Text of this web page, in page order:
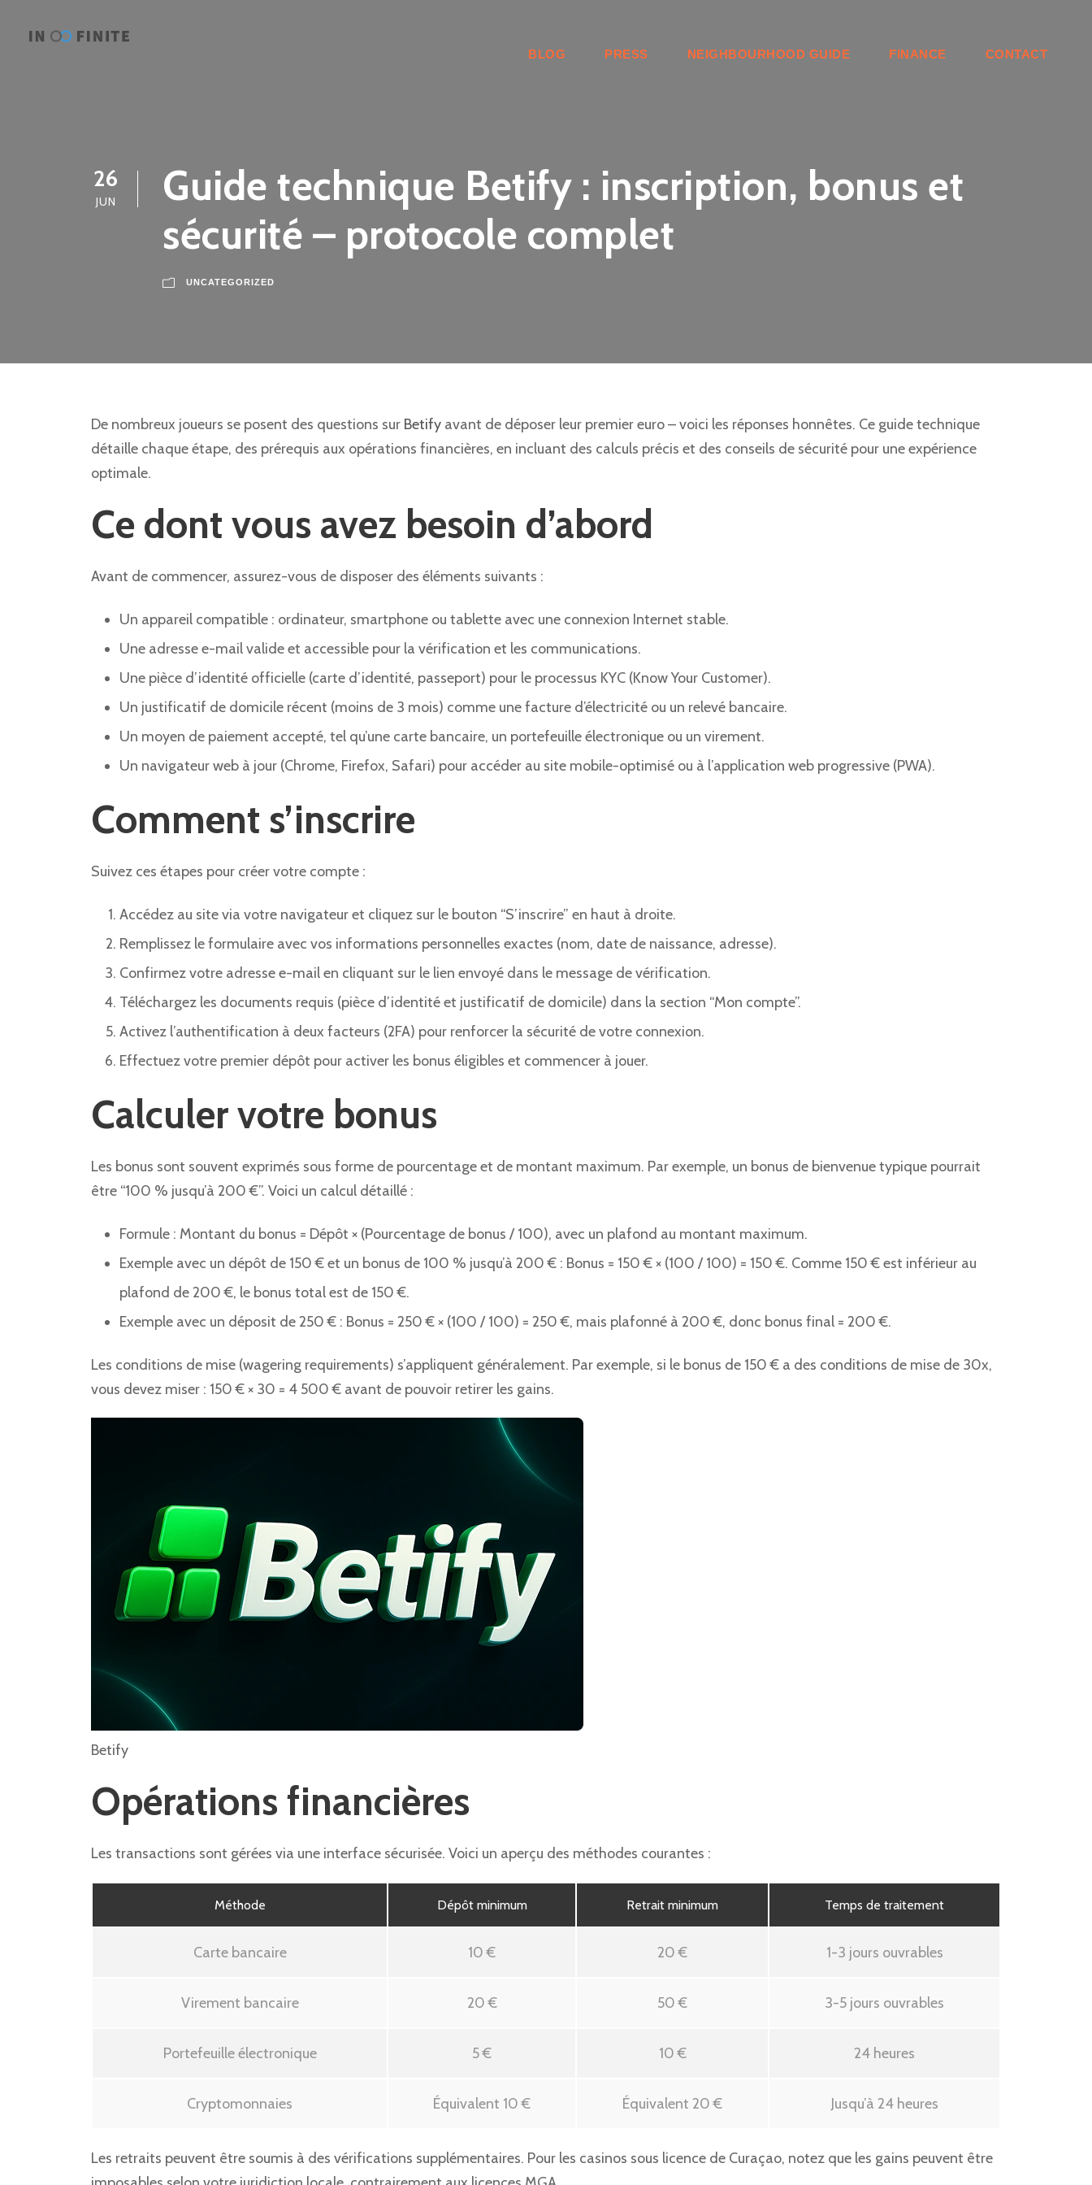
BLOG PRESS NEIGHBOURHOOD GUIDE FINANCE CONTACT
26
JUN
Guide technique Betify : inscription, bonus et
sécurité – protocole complet
UNCATEGORIZED
De nombreux joueurs se posent des questions sur Betify avant de déposer leur premier euro – voici les réponses honnêtes. Ce guide technique
détaille chaque étape, des prérequis aux opérations financières, en incluant des calculs précis et des conseils de sécurité pour une expérience
optimale.
Ce dont vous avez besoin d’abord
Avant de commencer, assurez-vous de disposer des éléments suivants :
Un appareil compatible : ordinateur, smartphone ou tablette avec une connexion Internet stable.
Une adresse e-mail valide et accessible pour la vérification et les communications.
Une pièce d’identité officielle (carte d’identité, passeport) pour le processus KYC (Know Your Customer).
Un justificatif de domicile récent (moins de 3 mois) comme une facture d’électricité ou un relevé bancaire.
Un moyen de paiement accepté, tel qu’une carte bancaire, un portefeuille électronique ou un virement.
Un navigateur web à jour (Chrome, Firefox, Safari) pour accéder au site mobile-optimisé ou à l’application web progressive (PWA).
Comment s’inscrire
Suivez ces étapes pour créer votre compte :
Accédez au site via votre navigateur et cliquez sur le bouton “S’inscrire” en haut à droite.
Remplissez le formulaire avec vos informations personnelles exactes (nom, date de naissance, adresse).
Confirmez votre adresse e-mail en cliquant sur le lien envoyé dans le message de vérification.
Téléchargez les documents requis (pièce d’identité et justificatif de domicile) dans la section “Mon compte”.
Activez l’authentification à deux facteurs (2FA) pour renforcer la sécurité de votre connexion.
Effectuez votre premier dépôt pour activer les bonus éligibles et commencer à jouer.
Calculer votre bonus
Les bonus sont souvent exprimés sous forme de pourcentage et de montant maximum. Par exemple, un bonus de bienvenue typique pourrait
être “100 % jusqu’à 200 €”. Voici un calcul détaillé :
Formule : Montant du bonus = Dépôt × (Pourcentage de bonus / 100), avec un plafond au montant maximum.
Exemple avec un dépôt de 150 € et un bonus de 100 % jusqu’à 200 € : Bonus = 150 € × (100 / 100) = 150 €. Comme 150 € est inférieur au
plafond de 200 €, le bonus total est de 150 €.
Exemple avec un déposit de 250 € : Bonus = 250 € × (100 / 100) = 250 €, mais plafonné à 200 €, donc bonus final = 200 €.
Les conditions de mise (wagering requirements) s’appliquent généralement. Par exemple, si le bonus de 150 € a des conditions de mise de 30x,
vous devez miser : 150 € × 30 = 4 500 € avant de pouvoir retirer les gains.
Betify
Opérations financières
Les transactions sont gérées via une interface sécurisée. Voici un aperçu des méthodes courantes :
Méthode Dépôt minimum Retrait minimum Temps de traitement
Carte bancaire 10 € 20 € 1-3 jours ouvrables
Virement bancaire 20 € 50 € 3-5 jours ouvrables
Portefeuille électronique 5 € 10 € 24 heures
Cryptomonnaies Équivalent 10 € Équivalent 20 € Jusqu’à 24 heures
Les retraits peuvent être soumis à des vérifications supplémentaires. Pour les casinos sous licence de Curaçao, notez que les gains peuvent être